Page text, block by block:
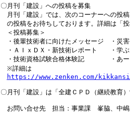
〇月刊「建設」への投稿を募集
月刊「建設」では、次のコーナーへの投
の投稿をお待ちしております。詳細は「
＜投稿募集＞
・後輩技術者に向けたメッセージ　・災
・ＡＩｘＤＸ・新技術レポート　　・学
・技術資格試験合格体験記　　　　・あ
※詳細は
https://www.zenken.com/
〇月刊「建設」は「全建ＣＰＤ（継続教育
お問い合せ先　担当：事業課　峯脇、中嶋